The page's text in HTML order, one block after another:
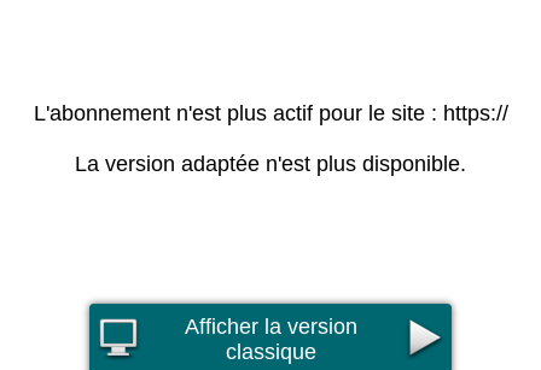
L'abonnement n'est plus actif pour le site : https://
La version adaptée n'est plus disponible.
Afficher la version
classique